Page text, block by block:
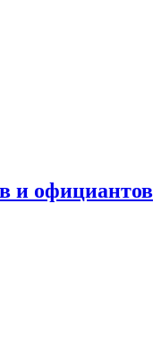
и официантов